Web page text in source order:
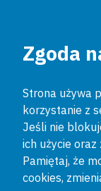
Zgoda
Strona używa
korzystanie z
Jeśli nie
ich użycie oraz
Pamiętaj, że
cookies,